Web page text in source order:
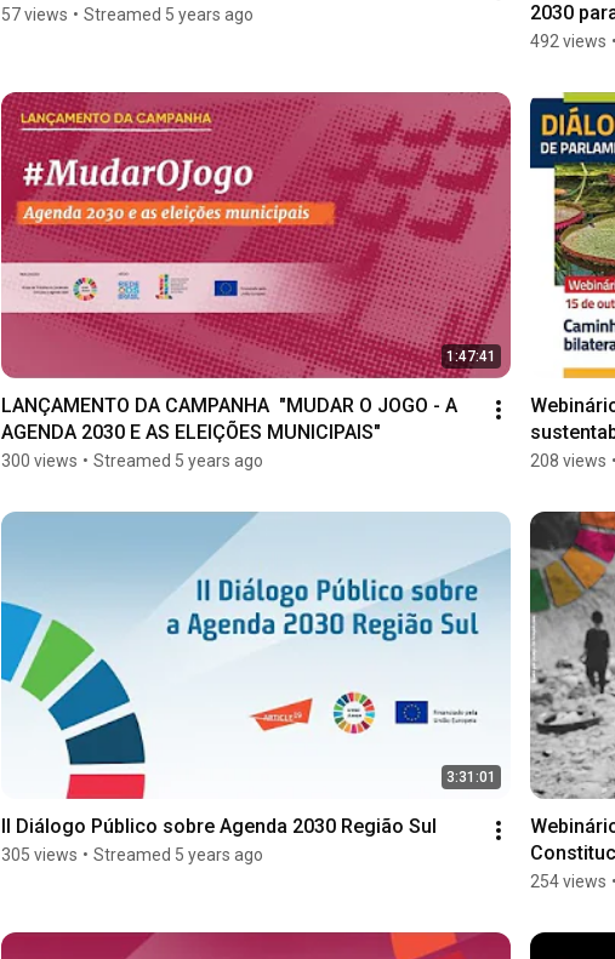
57 views • Streamed 5 years ago
2030
492 views •
1:47:41
LANÇAMENTO DA CAMPANHA  "MUDAR O JOGO - A
AGENDA 2030 E AS ELEIÇÕES MUNICIPAIS"
300 views • Streamed 5 years ago 208 views •
3:31:01
II Diálogo Público sobre Agenda 2030 Região Sul
305 views • Streamed 5 years ago
254 views •